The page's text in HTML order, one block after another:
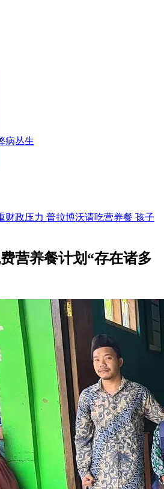
病丛生
财政压力 普拉博沃请吃营养餐 孩子
营养餐计划“存在诸多